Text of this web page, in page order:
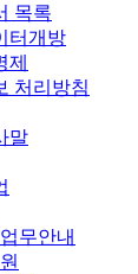
목록
터개방
제
처리방침
말
무안내